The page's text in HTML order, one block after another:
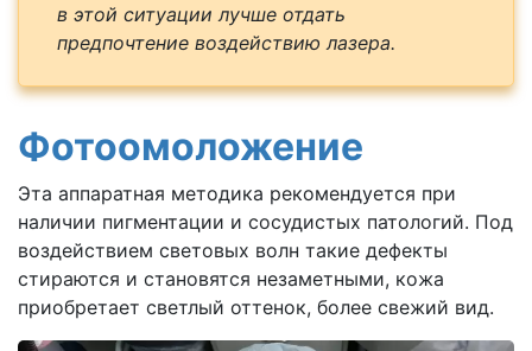
в этой ситуации лучше отдать
предпочтение воздействию лазера.
Фотоомоложение
Эта аппаратная методика рекомендуется при
наличии пигментации и сосудистых патологий. Под
воздействием световых волн такие дефекты
стираются и становятся незаметными, кожа
приобретает светлый оттенок, более свежий вид.